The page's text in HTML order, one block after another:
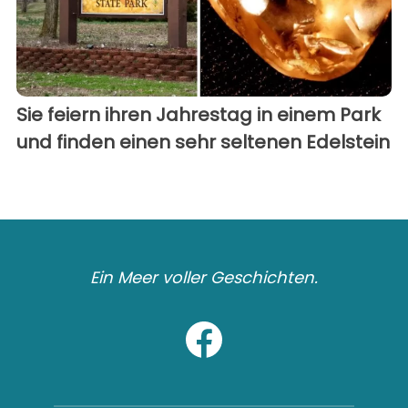
Sie feiern ihren Jahrestag in einem Park
und finden einen sehr seltenen Edelstein
Ein Meer voller Geschichten.